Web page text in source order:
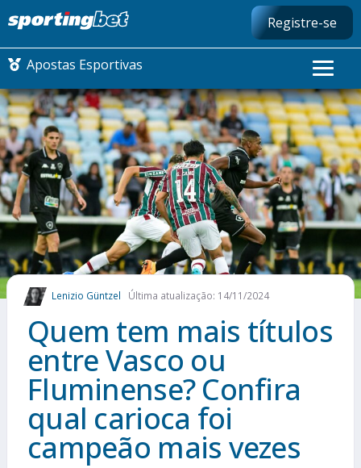
Registre-se
Apostas Esportivas
CONMEBOL LIBERTADORES
FUTEBOL NACIONAL
FUTEBOL INTERNACIONAL
COMO APOSTAR
MAIS ESPORTES
Lenizio Güntzel Última atualização: 14/11/2024
Quem tem mais títulos
entre Vasco ou
Fluminense? Confira
qual carioca foi
campeão mais vezes